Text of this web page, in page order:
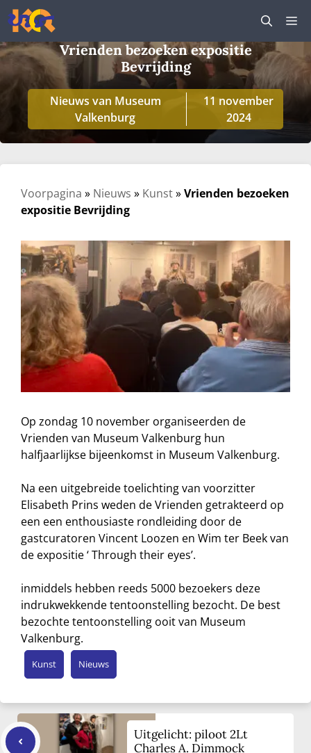
Ga
naar
de
inhoud
Vrienden bezoeken expositie
Bevrijding
Nieuws van Museum
Valkenburg
11 november
2024
Voorpagina » Nieuws » Kunst»Vrienden bezoeken
expositie Bevrijding
Op zondag 10 november organiseerden de
Vrienden van Museum Valkenburg hun
halfjaarlijkse bijeenkomst in Museum Valkenburg.
Na een uitgebreide toelichting van voorzitter
Elisabeth Prins weden de Vrienden getrakteerd op
een een enthousiaste rondleiding door de
gastcuratoren Vincent Loozen en Wim ter Beek van
de expositie ‘ Through their eyes’.
inmiddels hebben reeds 5000 bezoekers deze
indrukwekkende tentoonstelling bezocht. De best
bezochte tentoonstelling ooit van Museum
Valkenburg.
Kunst Nieuws
Uitgelicht: piloot 2Lt
Charles A. Dimmock